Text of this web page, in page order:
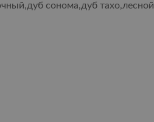
сонома,дуб тахо,лесной